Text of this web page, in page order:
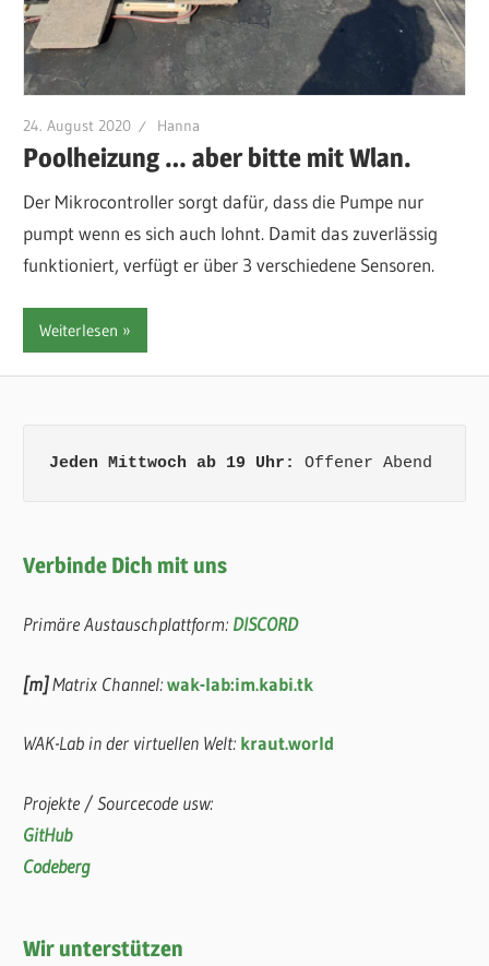
24. August 2020 Hanna
Poolheizung … aber bitte mit Wlan.
Der Mikrocontroller sorgt dafür, dass die Pumpe nur
pumpt wenn es sich auch lohnt. Damit das zuverlässig
funktioniert, verfügt er über 3 verschiedene Sensoren.
Weiterlesen
Jeden Mittwoch ab 19 Uhr: Offener Abend
Verbinde Dich mit uns
Primäre Austauschplattform: DISCORD
[m]Matrix Channel:wak-lab:im.kabi.tk
WAK-Lab in der virtuellen Welt: kraut.world
Projekte / Sourcecode usw:
GitHub
Codeberg
Wir unterstützen